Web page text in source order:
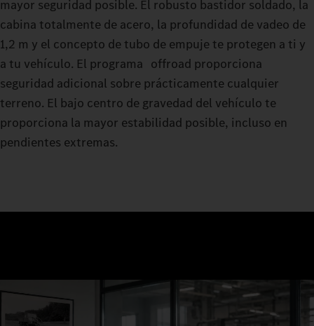
mayor seguridad posible. El robusto bastidor soldado, la
cabina totalmente de acero, la profundidad de vadeo de
1,2 m y el concepto de tubo de empuje te protegen a ti y
a tu vehículo. El programa offroad proporciona
seguridad adicional sobre prácticamente cualquier
terreno. El bajo centro de gravedad del vehículo te
proporciona la mayor estabilidad posible, incluso en
pendientes extremas.